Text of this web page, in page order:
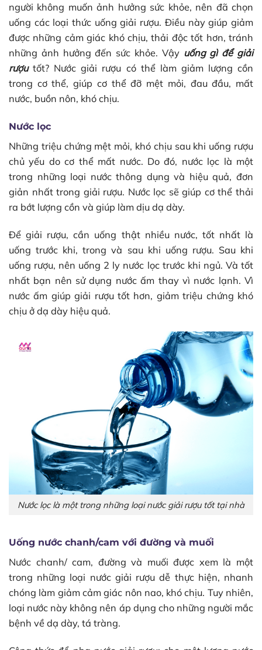
người không muốn ảnh hưởng sức khỏe, nên đã chọn
uống các loại thức uống giải rượu. Điều này giúp giảm
được những cảm giác khó chịu, thải độc tốt hơn, tránh
những ảnh hưởng đến sức khỏe. Vậy uống gì để giải
rượutốt? Nước giải rượu có thể làm giảm lượng cồn
trong cơ thể, giúp cơ thể đỡ mệt mỏi, đau đầu, mất
nước, buồn nôn, khó chịu.
Nước lọc
Những triệu chứng mệt mỏi, khó chịu sau khi uống rượu
chủ yếu do cơ thể mất nước. Do đó, nước lọc là một
trong những loại nước thông dụng và hiệu quả, đơn
giản nhất trong giải rượu. Nước lọc sẽ giúp cơ thể thải
ra bớt lượng cồn và giúp làm dịu dạ dày.
Để giải rượu, cần uống thật nhiều nước, tốt nhất là
uống trước khi, trong và sau khi uống rượu. Sau khi
uống rượu, nên uống 2 ly nước lọc trước khi ngủ. Và tốt
nhất bạn nên sử dụng nước ấm thay vì nước lạnh. Vì
nước ấm giúp giải rượu tốt hơn, giảm triệu chứng khó
chịu ở dạ dày hiệu quả.
Nước lọc là một trong những loại nước giải rượu tốt tại nhà
Uống nước chanh/cam với đường và muối
Nước chanh/ cam, đường và muối được xem là một
trong những loại nước giải rượu dễ thực hiện, nhanh
chóng làm giảm cảm giác nôn nao, khó chịu. Tuy nhiên,
loại nước này không nên áp dụng cho những người mắc
bệnh về dạ dày, tá tràng.